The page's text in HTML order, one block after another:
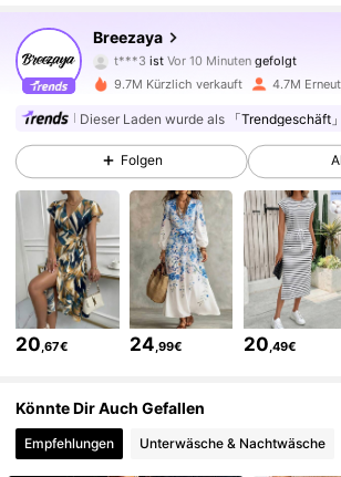
Breezaya
t***3 ist
m***1ist am Durchsuchen
4,78
616K Follower
4,78 616K Follower
4,78 616K Follower
4,78 616K Follower
4,78
9.7M Kürzlich verkauft 4.7M
Dieser Laden wurde als 「Trendgeschäft」
Folgen
20,67€ 24,99€ 20,49€
Könnte Dir Auch Gefallen
Empfehlungen Unterwäsche & Nachtwäsche